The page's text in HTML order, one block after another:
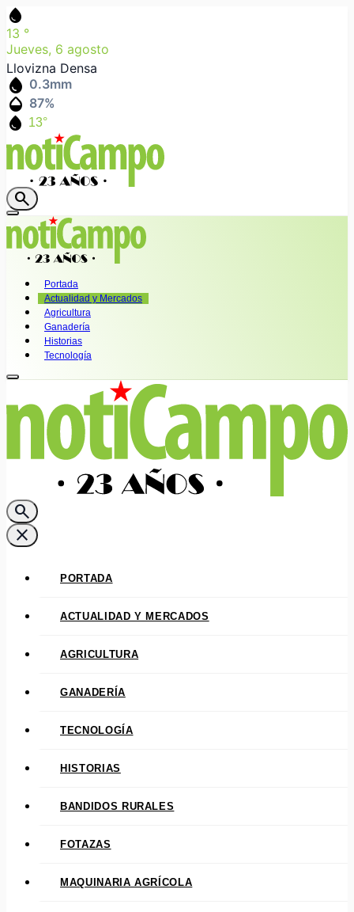
water_drop
13 °
Jueves, 6 agosto
Llovizna Densa
water_drop 0.3mm
humidity_mid 87%
water_drop 13°
search
Portada
Actualidad y Mercados
Agricultura
Ganadería
Historias
Tecnología
search
close
PORTADA
ACTUALIDAD Y MERCADOS
AGRICULTURA
GANADERÍA
TECNOLOGÍA
HISTORIAS
BANDIDOS RURALES
FOTAZAS
MAQUINARIA AGRÍCOLA